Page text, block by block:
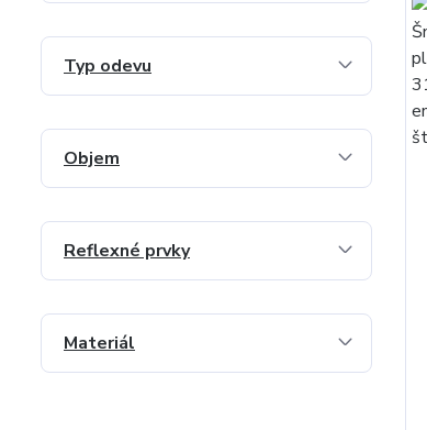
Typ odevu
Objem
Reflexné prvky
Materiál